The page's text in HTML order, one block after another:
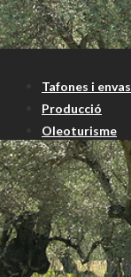
Tafones i
Producció
Oleoturisme